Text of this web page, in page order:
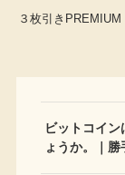
３枚引き
ビットコイ
ょうか。｜